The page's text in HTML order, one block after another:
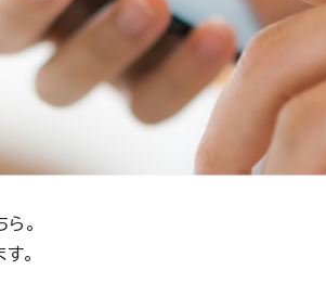
。
。